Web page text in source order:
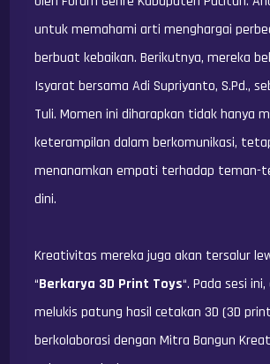
untuk memahami arti menghargai
berbuat kebaikan. Berikutnya, mereka
Isyarat bersama Adi Supriyanto, S.Pd.,
Tuli. Momen ini diharapkan tidak hanya
keterampilan dalam berkomunikasi,
menanamkan empati terhadap teman-
dini.
Kreativitas mereka juga akan tersalur
“Berkarya 3D Print Toys“. Pada sesi
melukis patung hasil cetakan 3D (3D
berkolaborasi dengan Mitra Bangun